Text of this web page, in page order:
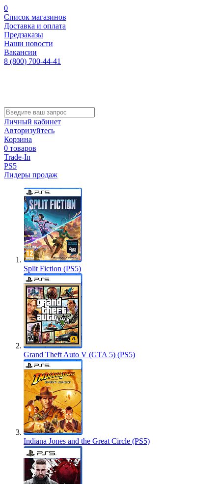
0
Список магазинов
Доставка и оплата
Предзаказы
Наши новости
Вакансии
8 (800) 700-44-41
Личный кабинет
Авторизуйтесь
Корзина
0 товаров
Trade-In
PS5
Лидеры продаж
Split Fiction (PS5)
Grand Theft Auto V (GTA 5) (PS5)
Indiana Jones and the Great Circle (PS5)